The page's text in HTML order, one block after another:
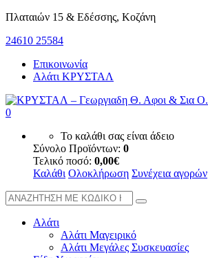
Πλαταιών 15 & Εδέσσης, Κοζάνη
24610 25584
Επικοινωνία
Αλάτι ΚΡΥΣΤΑΛ
0
Το καλάθι σας είναι άδειο
Σύνολο Προϊόντων: 0
Τελικό ποσό: 0,00€
Καλάθι Ολοκλήρωση Συνέχεια αγορών
Αλάτι
Αλάτι Μαγειρικό
Αλάτι Μεγάλες Συσκευασίες